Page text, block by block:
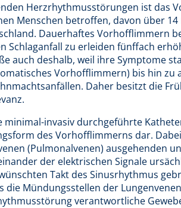
Herzrhythmusstörungen ist das
Menschen betroffen, davon über
Dauerhaftes Vorhofflimmern
Schlaganfall zu erleiden fünffach
auch deshalb, weil ihre Symptome
Vorhofflimmern) bis hin zu
Daher besitzt die
minimal-invasiv durchgeführte
des Vorhofflimmerns dar.
(Pulmonalvenen) ausgehenden
der elektrischen Signale
Takt des Sinusrhythmus
die Mündungsstellen der
verantwortliche